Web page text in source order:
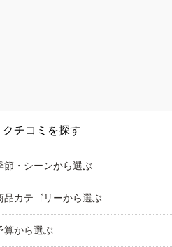
クチコミを探す
節・シーンから選ぶ
品カテゴリーから選ぶ
算から選ぶ